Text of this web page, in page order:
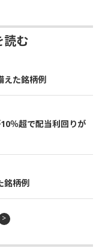
読む
えた銘柄例
％超で配当利回りが
銘柄例